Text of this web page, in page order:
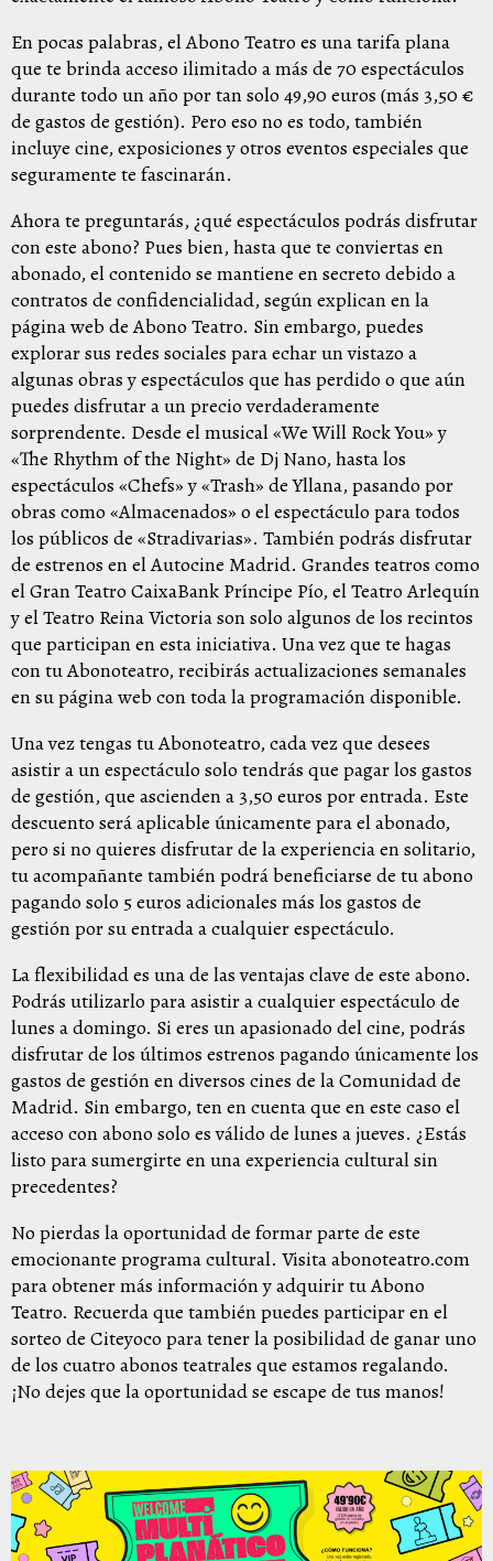
En pocas palabras, el Abono Teatro es una tarifa plana
que te brinda acceso ilimitado a más de 70 espectáculos
durante todo un año por tan solo 49,90 euros (más 3,50 €
de gastos de gestión). Pero eso no es todo, también
incluye cine, exposiciones y otros eventos especiales que
seguramente te fascinarán.
Ahora te preguntarás, ¿qué espectáculos podrás disfrutar
con este abono? Pues bien, hasta que te conviertas en
abonado, el contenido se mantiene en secreto debido a
contratos de confidencialidad, según explican en la
página web de Abono Teatro. Sin embargo, puedes
explorar sus redes sociales para echar un vistazo a
algunas obras y espectáculos que has perdido o que aún
puedes disfrutar a un precio verdaderamente
sorprendente. Desde el musical «We Will Rock You» y
«The Rhythm of the Night» de Dj Nano, hasta los
espectáculos «Chefs» y «Trash» de Yllana, pasando por
obras como «Almacenados» o el espectáculo para todos
los públicos de «Stradivarias». También podrás disfrutar
de estrenos en el Autocine Madrid. Grandes teatros como
el Gran Teatro CaixaBank Príncipe Pío, el Teatro Arlequín
y el Teatro Reina Victoria son solo algunos de los recintos
que participan en esta iniciativa. Una vez que te hagas
con tu Abonoteatro, recibirás actualizaciones semanales
en su página web con toda la programación disponible.
Una vez tengas tu Abonoteatro, cada vez que desees
asistir a un espectáculo solo tendrás que pagar los gastos
de gestión, que ascienden a 3,50 euros por entrada. Este
descuento será aplicable únicamente para el abonado,
pero si no quieres disfrutar de la experiencia en solitario,
tu acompañante también podrá beneficiarse de tu abono
pagando solo 5 euros adicionales más los gastos de
gestión por su entrada a cualquier espectáculo.
La flexibilidad es una de las ventajas clave de este abono.
Podrás utilizarlo para asistir a cualquier espectáculo de
lunes a domingo. Si eres un apasionado del cine, podrás
disfrutar de los últimos estrenos pagando únicamente los
gastos de gestión en diversos cines de la Comunidad de
Madrid. Sin embargo, ten en cuenta que en este caso el
acceso con abono solo es válido de lunes a jueves. ¿Estás
listo para sumergirte en una experiencia cultural sin
precedentes?
No pierdas la oportunidad de formar parte de este
emocionante programa cultural. Visita abonoteatro.com
para obtener más información y adquirir tu Abono
Teatro. Recuerda que también puedes participar en el
sorteo de Citeyoco para tener la posibilidad de ganar uno
de los cuatro abonos teatrales que estamos regalando.
¡No dejes que la oportunidad se escape de tus manos!